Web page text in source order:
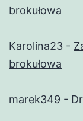
brokułowa
Karolina23 -
brokułowa
marek349 -